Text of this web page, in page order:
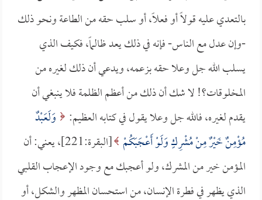
بالتعدي عليه قولاً أو فعلاً، أو سلب حقه من الطاعة ونحو ذلك
-وإن عدل مع الناس- فإنه في ذلك يعد ظالماً، فكيف الذي
يسلب الله جل وعلا حقه بزعمه، ويدعي أن ذلك لغيره من
المخلوقات؟! لا شك أن ذلك من أعظم الظلمة فلا ينبغي أن
يقدم لغيره، فالله جل وعلا يقول في كتابه العظيم:
وَلَعَبْدٌ
مُؤْمِنٌ خَيْرٌ مِنْ مُشْرِكٍ وَلَوْ أَعْجَبَكُمْ
[البقرة:221]، يعني: أن
المؤمن خير من المشرك، ولو أعجبك مع وجود الإعجاب القلبي
الذي يظهر في فطرة الإنسان، من استحسان المظهر والشكل، أو